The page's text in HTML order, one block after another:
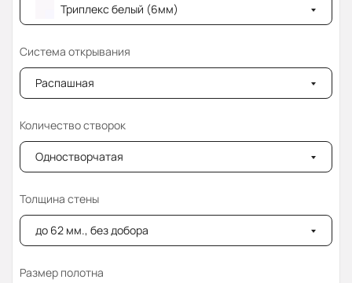
Триплекс белый (6мм)
Система открывания
Распашная
Количество створок
Одностворчатая
Толщина стены
до 62 мм., без добора
Размер полотна